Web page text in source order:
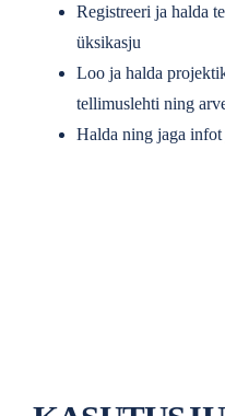
Registreeri ja halda
üksikasju
Loo ja halda
tellimuslehti ning
Halda ning jaga infot